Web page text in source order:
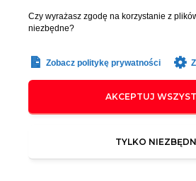
Dlatego pokażę Ci jak zrobić reklamę,
wymagania rynku.
Musimy sięgnąć do ekonomii
polega psychologia konsumenta, żeby
zobaczył Twoje reklamy.
Świetnie działa tutaj technika pattern
Czy wyrażasz zgodę na korzystanie z
niezbędne?
Zobacz politykę prywatności
AKCEPTUJ
TYLKO